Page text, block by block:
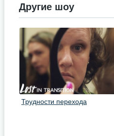
Другие шоу
Трудности перехода